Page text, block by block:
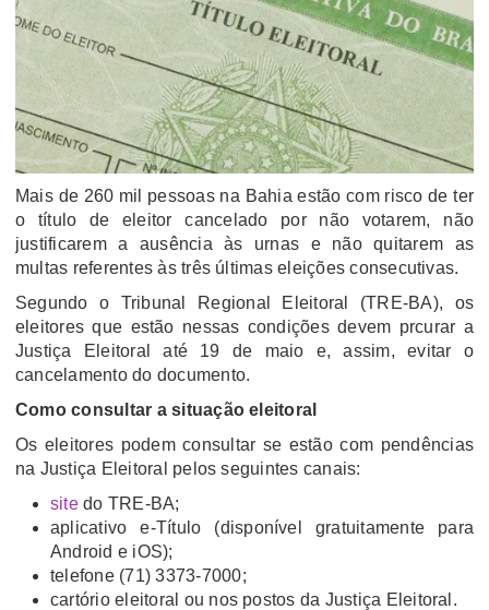
Mais de 260 mil pessoas na Bahia estão com risco de ter
o título de eleitor cancelado por não votarem, não
justificarem a ausência às urnas e não quitarem as
multas referentes às três últimas eleições consecutivas.
Segundo o Tribunal Regional Eleitoral (TRE-BA), os
eleitores que estão nessas condições devem prcurar a
Justiça Eleitoral até 19 de maio e, assim, evitar o
cancelamento do documento.
Como consultar a situação eleitoral
Os eleitores podem consultar se estão com pendências
na Justiça Eleitoral pelos seguintes canais:
sitedo TRE-BA;
aplicativo e-Título (disponível gratuitamente para
Android e iOS);
telefone (71) 3373-7000;
cartório eleitoral ou nos postos da Justiça Eleitoral.